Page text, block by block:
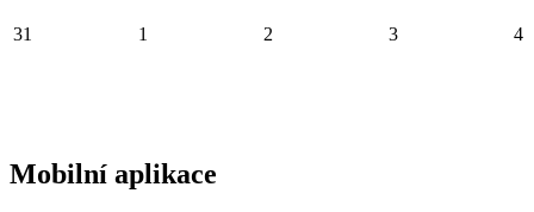
31 1 2 3 4
Mobilní aplikace